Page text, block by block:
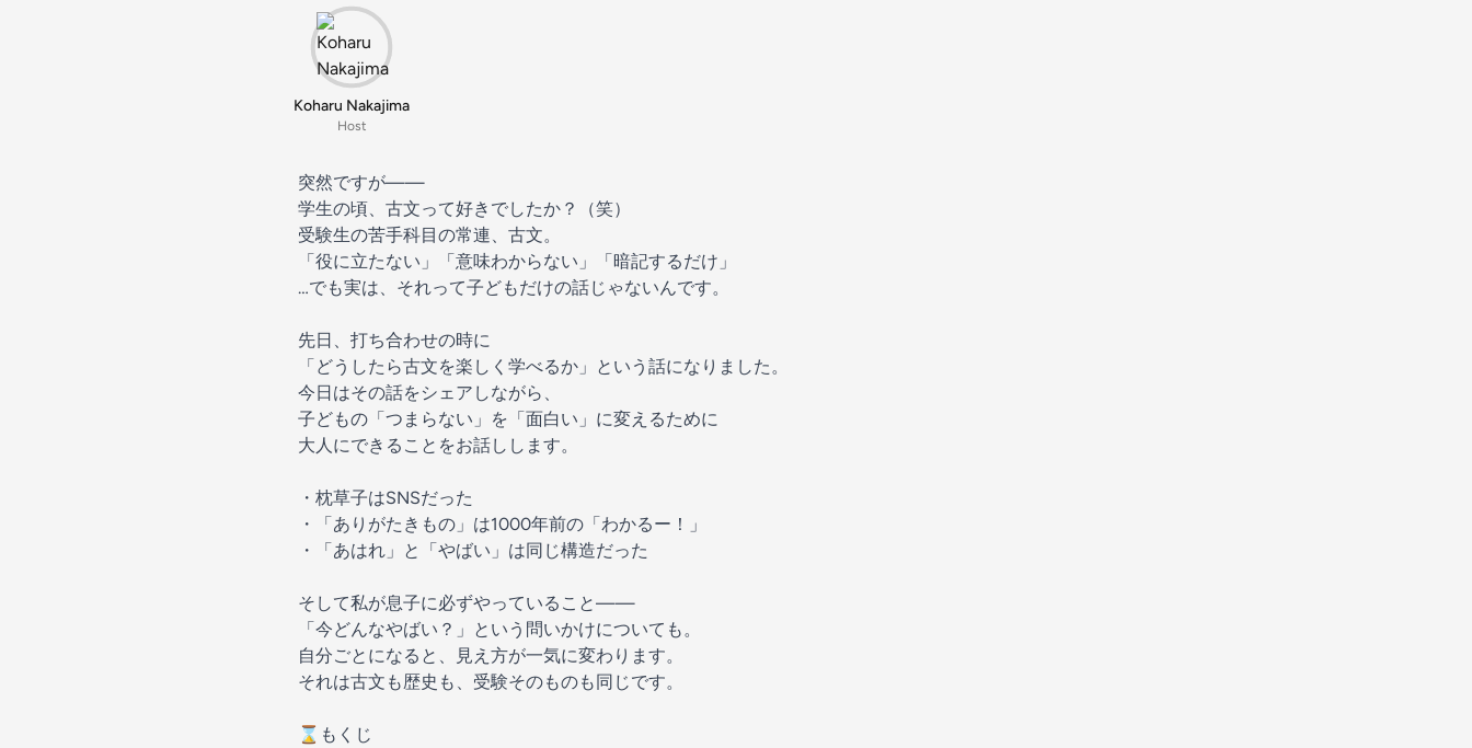
Koharu Nakajima
Host
突然ですが——
学生の頃、古文って好きでしたか？（笑）
受験生の苦手科目の常連、古文。
「役に立たない」「意味わからない」「暗記するだけ」
…でも実は、それって子どもだけの話じゃないんです。
先日、打ち合わせの時に
「どうしたら古文を楽しく学べるか」という話になりました。
今日はその話をシェアしながら、
子どもの「つまらない」を「面白い」に変えるために
大人にできることをお話しします。
・枕草子はSNSだった
・「ありがたきもの」は1000年前の「わかるー！」
・「あはれ」と「やばい」は同じ構造だった
そして私が息子に必ずやっていること——
「今どんなやばい？」という問いかけについても。
自分ごとになると、見え方が一気に変わります。
それは古文も歴史も、受験そのものも同じです。
⌛️もくじ